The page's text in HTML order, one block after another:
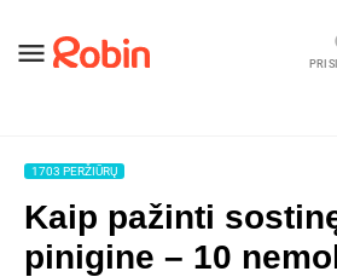
menu
1703 PERŽIŪRŲ
Kaip pažinti
pinigine – 10